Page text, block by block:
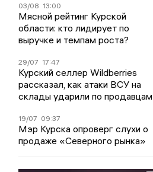
03/08 13:00
Мясной рейтинг Курской
области: кто лидирует по
выручке и темпам роста?
29/07 17:47
Курский селлер Wildberries
рассказал, как атаки ВСУ на
склады ударили по продавцам
19/07 09:37
Мэр Курска опроверг слухи о
продаже «Северного рынка»